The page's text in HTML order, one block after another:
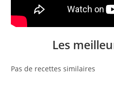
Les
Pas de recettes similaires